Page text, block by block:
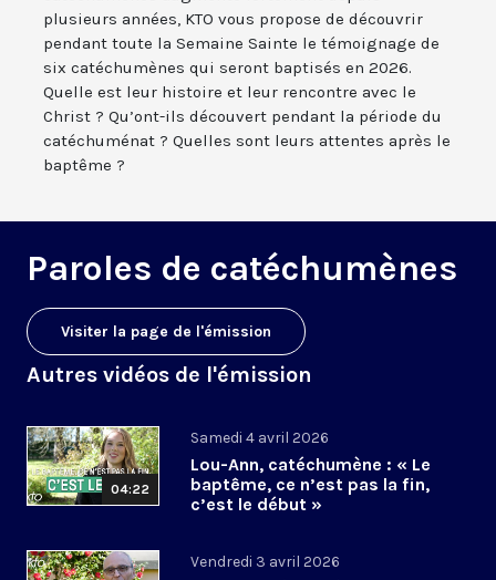
plusieurs années, KTO vous propose de découvrir
pendant toute la Semaine Sainte le témoignage de
six catéchumènes qui seront baptisés en 2026.
Quelle est leur histoire et leur rencontre avec le
Christ ? Qu’ont-ils découvert pendant la période du
catéchuménat ? Quelles sont leurs attentes après le
baptême ?
Paroles de catéchumènes
Visiter la page de l'émission
Autres vidéos de l'émission
04:22
Samedi 4 avril 2026
Lou-Ann, catéchumène : « Le
baptême, ce n’est pas la fin,
c’est le début »
Vendredi 3 avril 2026